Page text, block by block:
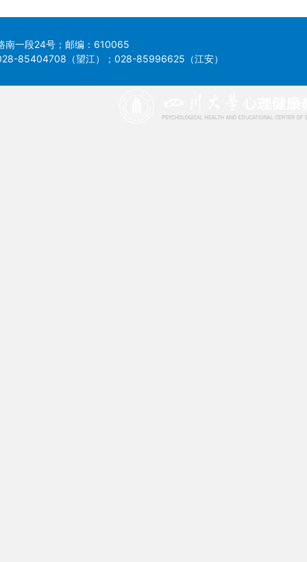
南一段24号；邮编：610065
85404708（望江）；028-85996625（江安）